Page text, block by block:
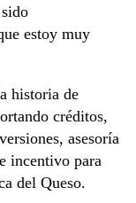
estoy muy
historia de
créditos,
asesoría
incentivo para
del Queso.